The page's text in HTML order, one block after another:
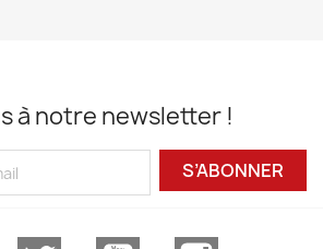
à notre newsletter !
S’ABONNER